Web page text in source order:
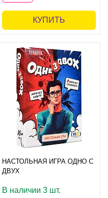
КУПИТЬ
НАСТОЛЬНАЯ ИГРА ОДНО С
ДВУХ
В наличии 3 шт.